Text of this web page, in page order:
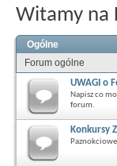
Witamy na
Ogólne
Forum ogólne
UWAGI o
Napisz co
forum.
Konkursy